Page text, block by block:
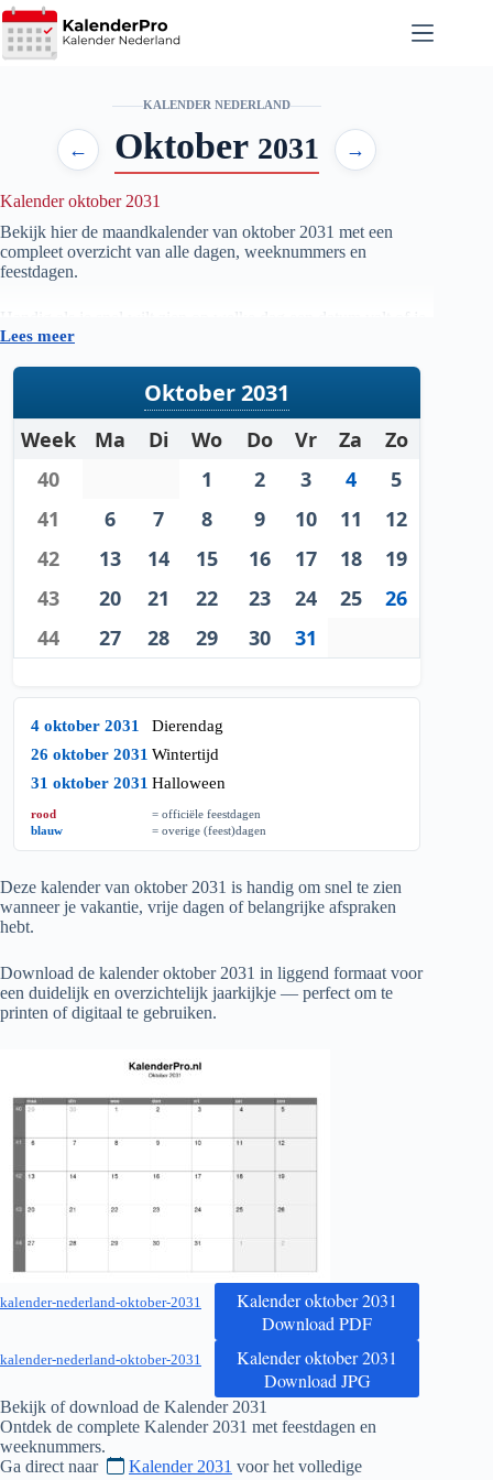
Ga
naar
de
KALENDER NEDERLAND
← Oktober 2031 →
Kalender oktober 2031
Bekijk hier de maandkalender van oktober 2031 met een
compleet overzicht van alle dagen, weeknummers en
feestdagen.
Handig als je snel wilt zien op welke dag een datum valt of je
je planning voor de maand oktober
Lees meer
Oktober 2031
Week Ma Di Wo Do Vr Za
Zo
40
1 2 3 4
5
41
6 7 8 9 10 11
12
42
13 14 15 16 17 18
19
43
20 21 22 23 24 25
26
44
27 28 29 30 31
4 oktober 2031
Dierendag
26 oktober 2031 Wintertijd
31 oktober 2031 Halloween
rood
= officiële feestdagen
blauw
= overige (feest)dagen
Deze kalender van oktober 2031 is handig om snel te zien
wanneer je vakantie, vrije dagen of belangrijke afspraken
hebt.
Download de kalender oktober 2031 in liggend formaat voor
een duidelijk en overzichtelijk jaarkijkje — perfect om te
printen of digitaal te gebruiken.
kalender-nederland-oktober-2031
Kalender oktober 2031
Download PDF
kalender-nederland-oktober-2031
Kalender oktober 2031
Download JPG
Bekijk of download de Kalender 2031
Ontdek de complete Kalender 2031 met feestdagen en
weeknummers.
Ga direct naar
Kalender 2031 voor het volledige